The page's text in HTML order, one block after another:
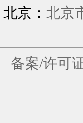
北京： 北京
备案/许可